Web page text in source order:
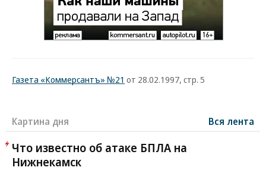
Газета «Коммерсантъ» №21 от 28.02.1997, стр. 5
Картина дня Вся лента
Что известно об атаке БПЛА на
Нижнекамск